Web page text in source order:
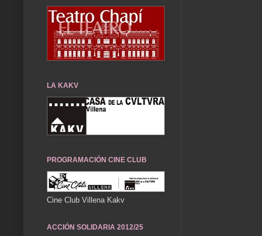
LA KAKV
PROGRAMACIÓN CINE CLUB
Cine Club Villena Kakv
ACCIÓN SOLIDARIA 2012/25